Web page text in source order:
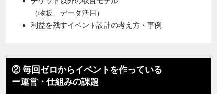
（物販、データ活用）
利益を残すイベント設計の考え方・事例
② 毎回ゼロからイベントを作っている
ー運営・仕組みの課題